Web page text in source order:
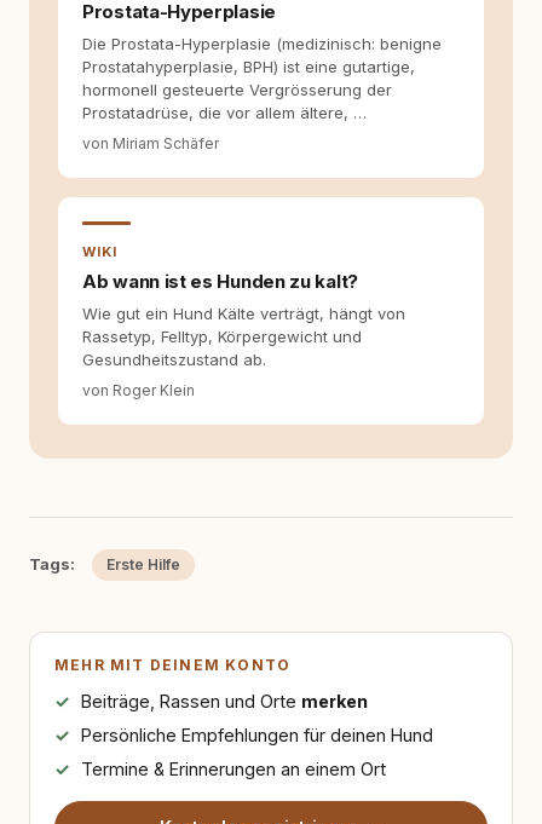
Prostata-Hyperplasie
Die Prostata-Hyperplasie (medizinisch: benigne
Prostatahyperplasie, BPH) ist eine gutartige,
hormonell gesteuerte Vergrösserung der
Prostatadrüse, die vor allem ältere, …
von Miriam Schäfer
WIKI
Ab wann ist es Hunden zu kalt?
Wie gut ein Hund Kälte verträgt, hängt von
Rassetyp, Felltyp, Körpergewicht und
Gesundheitszustand ab.
von Roger Klein
Tags: Erste Hilfe
MEHR MIT DEINEM KONTO
Beiträge, Rassen und Orte merken
Persönliche Empfehlungen für deinen Hund
Termine & Erinnerungen an einem Ort